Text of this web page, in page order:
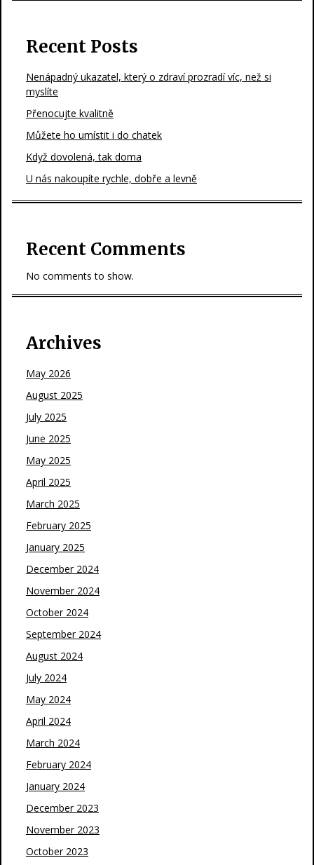
Recent Posts
Nenápadný ukazatel, který o zdraví prozradí víc, než si
myslíte
Přenocujte kvalitně
Můžete ho umístit i do chatek
Když dovolená, tak doma
U nás nakoupíte rychle, dobře a levně
Recent Comments
No comments to show.
Archives
May 2026
August 2025
July 2025
June 2025
May 2025
April 2025
March 2025
February 2025
January 2025
December 2024
November 2024
October 2024
September 2024
August 2024
July 2024
May 2024
April 2024
March 2024
February 2024
January 2024
December 2023
November 2023
October 2023